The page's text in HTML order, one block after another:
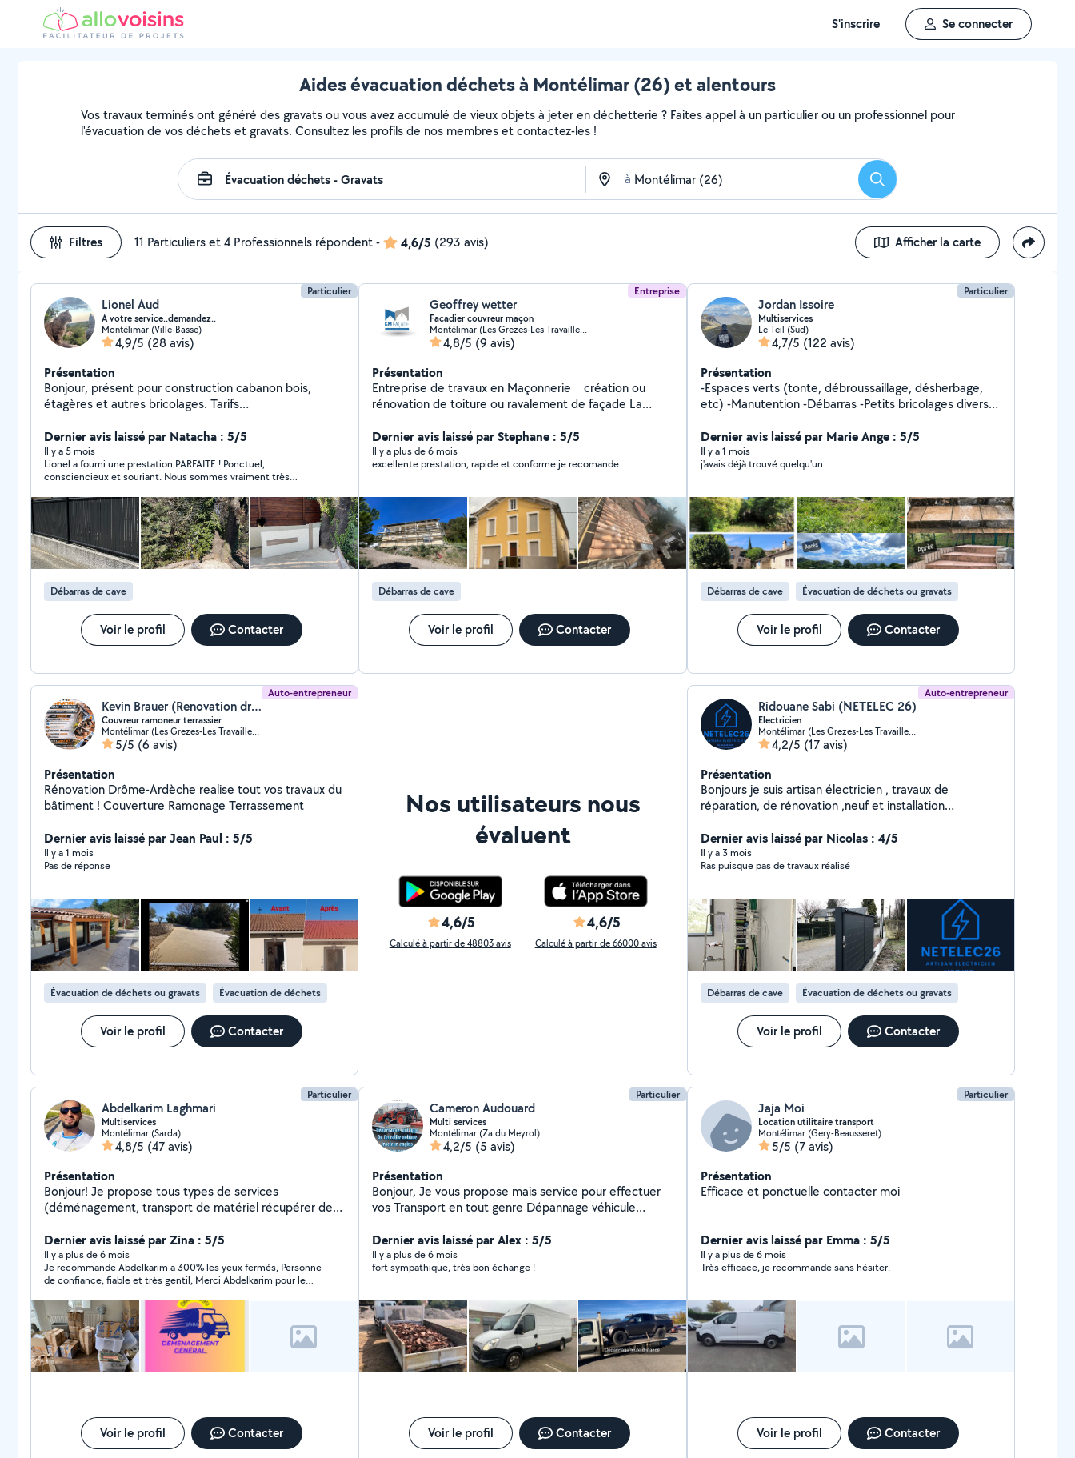
S'inscrire Se connecter
Aides évacuation déchets à Montélimar (26) et alentours
Vos travaux terminés ont généré des gravats ou vous avez accumulé de vieux objets à jeter en déchetterie ? Faites appel à un particulier ou un professionnel pour
l'évacuation de vos déchets et gravats. Consultez les profils de nos membres et contactez-les !
à Rechercher
Filtres 11 Particuliers et 4 Professionnels répondent- 4,6/5 (293 avis) Afficher la carte
Particulier
Lionel Aud
A votre service..demandez..
Montélimar (Ville-Basse)
4,9/5 (28 avis)
Présentation
Bonjour, présent pour construction cabanon bois,
étagères et autres bricolages. Tarifs
verts. Domotique.Panneaux solaires..Activité en stand
bye à partir de septembre 2025 par manque de temps
..
Dernier avis laissé par Natacha : 5/5
Il y a 5 mois
Lionel a fourni une prestation PARFAITE ! Ponctuel,
consciencieux et souriant. Nous sommes vraiment très
Débarras de cave
Voir le profil Contacter
Entreprise
Geoffrey wetter
Facadier couvreur maçon
Montélimar (Les Grezes-Les Travailleurs)
4,8/5 (9 avis)
Présentation
Entreprise de travaux en Maçonnerie création ou
rénovation de toiture ou ravalement de façade La
Nous vous accompagnerons tout au long de votre
projet Chez GM Facade nous sommes fiers de mettre
notre-savoir faire au service de vos projets N'hésitez
Dernier avis laissé par Stephane : 5/5
Il y a plus de 6 mois
excellente prestation, rapide et conforme je recomande
Débarras de cave
Voir le profil Contacter
Particulier
Jordan Issoire
Multiservices
Le Teil (Sud)
4,7/5 (122 avis)
Présentation
-Espaces verts (tonte, débroussaillage, désherbage,
etc) -Manutention -Débarras -Petits bricolages divers
Dernier avis laissé par Marie Ange : 5/5
Il y a 1 mois
j'avais déjà trouvé quelqu'un
Débarras de cave Évacuation de déchets ou gravats
Voir le profil Contacter
Auto-entrepreneur
Kevin Brauer (Renovation drome ardeche)
Couvreur ramoneur terrassier
Montélimar (Les Grezes-Les Travailleurs)
5/5 (6 avis)
Présentation
Rénovation Drôme-Ardèche realise tout vos travaux du
bâtiment ! Couverture Ramonage Terrassement
Dernier avis laissé par Jean Paul : 5/5
Il y a 1 mois
Pas de réponse
Évacuation de déchets ou gravats Évacuation de déchets
Voir le profil Contacter
Nos utilisateurs nous
évaluent
4,6/5
Calculé à partir de 48803 avis
4,6/5
Calculé à partir de 66000 avis
Auto-entrepreneur
Ridouane Sabi (NETELEC 26)
Électricien
Montélimar (Les Grezes-Les Travailleurs)
4,2/5 (17 avis)
Présentation
Bonjours je suis artisan électricien , travaux de
réparation, de rénovation ,neuf et installation
, portail électrique volet roulant...
Dernier avis laissé par Nicolas : 4/5
Il y a 3 mois
Ras puisque pas de travaux réalisé
Débarras de cave Évacuation de déchets ou gravats
Voir le profil Contacter
Particulier
Abdelkarim Laghmari
Multiservices
Montélimar (Sarda)
4,8/5 (47 avis)
Présentation
Bonjour! Je propose tous types de services
(déménagement, transport de matériel récupérer des
enlèvement de déchets/encombrants, bricolage
divers, rangement, etc). Je possède de l'outillage
divers, Je suis ouvert à toutes demandes. Si cela n'est
pas dans mes capacités je pourrais vous orienter vers
d'autres personnes de confiance. Cordialement
Dernier avis laissé par Zina : 5/5
Il y a plus de 6 mois
Je recommande Abdelkarim a 300% les yeux fermés, Personne
de confiance, fiable et très gentil, Merci Abdelkarim pour le
Voir le profil Contacter
Particulier
Cameron Audouard
Multi services
Montélimar (Za du Meyrol)
4,2/5 (5 avis)
Présentation
Bonjour, Je vous propose mais service pour effectuer
vos Transport en tout genre Dépannage véhicule
déchèterie . CÔTÉ JARDIN Tonte de pelouse
Débroussaillage Élagage de haie Coupe d'arbres CÔTÉ
BÂTIMENT peinture intérieur extérieur Réparation
Ponctuelle Serviable
Dernier avis laissé par Alex : 5/5
Il y a plus de 6 mois
fort sympathique, très bon échange !
Voir le profil Contacter
Particulier
Jaja Moi
Location utilitaire transport
Montélimar (Gery-Beausseret)
5/5 (7 avis)
Présentation
Efficace et ponctuelle contacter moi
Dernier avis laissé par Emma : 5/5
Il y a plus de 6 mois
Très efficace, je recommande sans hésiter.
Voir le profil Contacter